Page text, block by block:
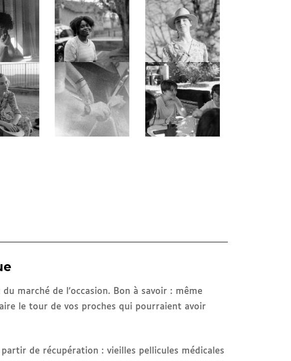
marché de l’occasion. Bon à savoir : même
le tour de vos proches qui pourraient avoir
de récupération : vieilles pellicules médicales